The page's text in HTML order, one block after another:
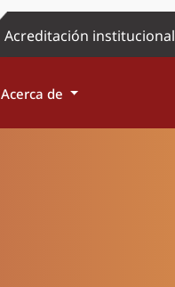
Acreditación institucional
Acerca de